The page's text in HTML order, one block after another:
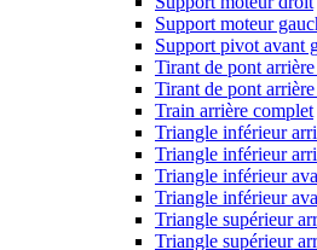
Support moteur
Support pivot avant
Tirant de pont
Tirant de pont
Train arrière complet
Triangle inférieur
Triangle inférieur
Triangle inférieur
Triangle inférieur
Triangle supérieur
Triangle supérieur